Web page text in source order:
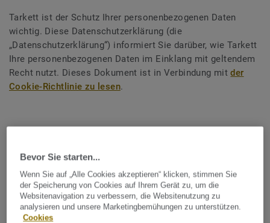
Tarkett ist der Schutz Ihrer personenbezogenen Daten
wichtig. Diese Datenschutzerklärung (die
„Datenschutzerklärung“) informiert Sie darüber, wie Tarkett
Ihre personenbezogenen Daten im Einklang mit geltendem
Recht nutzt. Dieses Dokument ist in Verbindung mitder
Cookie-Richtlinie zu lesen.
verantwortliche Stelle
Die für die Datenverarbeitung verantwortliche Stelle ist die
Tarkett HoldingGmbH, eine GmbH mit einem Kapital in
Höhe von 30.000.000 EUR, eingetragen im Handelsregister
Bevor Sie starten...
Wenn Sie auf „Alle Cookies akzeptieren“ klicken, stimmen Sie
der Speicherung von Cookies auf Ihrem Gerät zu, um die
Websitenavigation zu verbessern, die Websitenutzung zu
analysieren und unsere Marketingbemühungen zu unterstützen.
Cookies